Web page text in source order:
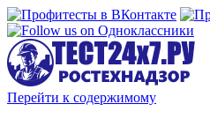
Перейти к содержимому